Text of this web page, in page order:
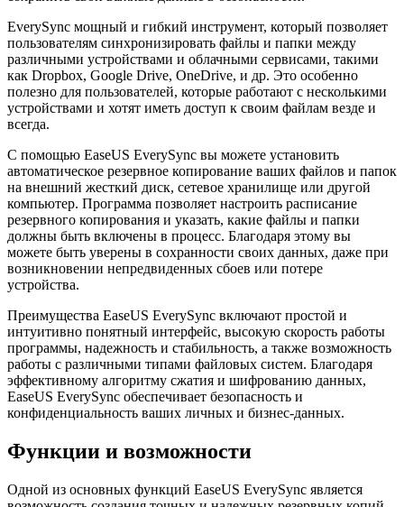
EverySync мощный и гибкий инструмент, который позволяет
пользователям синхронизировать файлы и папки между
различными устройствами и облачными сервисами, такими
как Dropbox, Google Drive, OneDrive, и др. Это особенно
полезно для пользователей, которые работают с несколькими
устройствами и хотят иметь доступ к своим файлам везде и
всегда.
С помощью EaseUS EverySync вы можете установить
автоматическое резервное копирование ваших файлов и папок
на внешний жесткий диск, сетевое хранилище или другой
компьютер. Программа позволяет настроить расписание
резервного копирования и указать, какие файлы и папки
должны быть включены в процесс. Благодаря этому вы
можете быть уверены в сохранности своих данных, даже при
возникновении непредвиденных сбоев или потере
устройства.
Преимущества EaseUS EverySync включают простой и
интуитивно понятный интерфейс, высокую скорость работы
программы, надежность и стабильность, а также возможность
работы с различными типами файловых систем. Благодаря
эффективному алгоритму сжатия и шифрованию данных,
EaseUS EverySync обеспечивает безопасность и
конфиденциальность ваших личных и бизнес-данных.
Функции и возможности
Одной из основных функций EaseUS EverySync является